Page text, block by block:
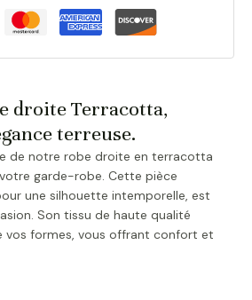
droite Terracotta,
terreuse.
de notre robe droite en terracotta
garde-robe. Cette pièce
une silhouette intemporelle, est
Son tissu de haute qualité
vos formes, vous offrant confort et